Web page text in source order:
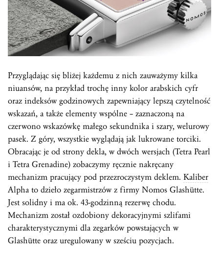
Przyglądając się bliżej każdemu z nich zauważymy kilka
niuansów, na przykład trochę inny kolor arabskich cyfr
oraz indeksów godzinowych zapewniający lepszą czytelność
wskazań, a także elementy wspólne – zaznaczoną na
czerwono wskazówkę małego sekundnika i szary, welurowy
pasek. Z góry, wszystkie wyglądają jak lukrowane torciki.
Obracając je od strony dekla, w dwóch wersjach (Tetra Pearl
i Tetra Grenadine) zobaczymy ręcznie nakręcany
mechanizm pracujący pod przezroczystym deklem. Kaliber
Alpha to dzieło zegarmistrzów z firmy Nomos Glashütte.
Jest solidny i ma ok. 43-godzinną rezerwę chodu.
Mechanizm został ozdobiony dekoracyjnymi szlifami
charakterystycznymi dla zegarków powstających w
Glashütte oraz uregulowany w sześciu pozycjach.